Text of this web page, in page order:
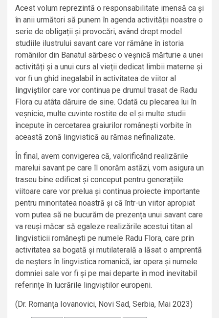
Acest volum reprezintă o responsabilitate imensă ca și
în anii următori să punem în agenda activității noastre o
serie de obligații și provocări, având drept model
studiile ilustrului savant care vor rămâne în istoria
românilor din Banatul sârbesc o veșnică mărturie a unei
activități și a unui curs al vieții dedicat limbii materne și
vor fi un ghid inegalabil în activitatea de viitor al
lingviștilor care vor continua pe drumul trasat de Radu
Flora cu atâta dăruire de sine. Odată cu plecarea lui în
veșnicie, multe cuvinte rostite de el și multe studii
începute în cercetarea graiurilor românești vorbite în
această zonă lingvistică au rămas nefinalizate.
În final, avem convigerea că, valorificând realizările
marelui savant pe care îl onorăm astăzi, vom asigura un
traseu bine edificat și conceput pentru generațiile
viitoare care vor prelua și continua proiecte importante
pentru minoritatea noastră și că într-un viitor apropiat
vom putea să ne bucurăm de prezența unui savant care
va reuși măcar să egaleze realizările acestui titan al
lingvisticii românești pe numele Radu Flora, care prin
activitatea sa bogată și mutilaterală a lăsat o amprentă
de neșters în lingvistica romanică, iar opera și numele
domniei sale vor fi și pe mai departe în mod inevitabil
referințe în lucrările lingviștilor europeni.
(Dr. Romanța Iovanovici, Novi Sad, Serbia, Mai 2023)